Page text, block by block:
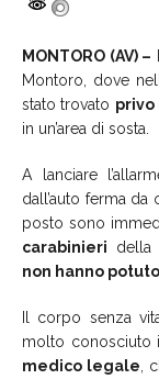
MONTORO (AV) –
Montoro, dove
stato trovato privo
in un’area di sosta.
A lanciare
dall’auto ferma
posto sono
carabinieri della
non hanno
Il corpo senza
molto conosciuto
medico legale,